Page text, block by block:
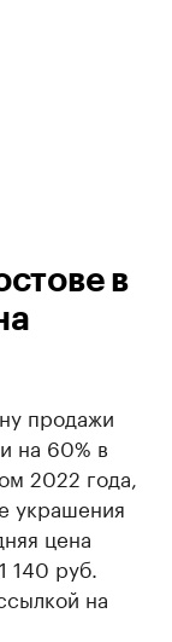
в
продажи
на 60% в
2022 года,
украшения
цена
140 руб.
на